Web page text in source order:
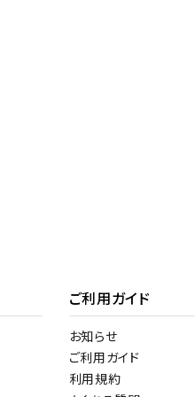
ご利用ガイド
お知らせ
ご利用ガイド
利用規約